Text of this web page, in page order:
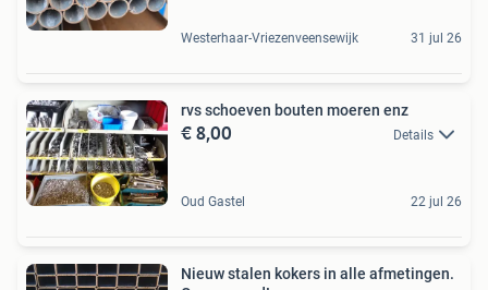
Westerhaar-Vriezenveensewijk 31 jul 26
rvs schoeven bouten moeren enz
€ 8,00 Details
Oud Gastel 22 jul 26
Nieuw stalen kokers in alle afmetingen.